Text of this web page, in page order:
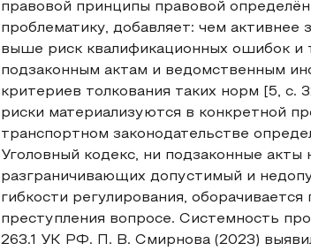
правовой принципы правовой
проблематику, добавляет: чем активнее
выше риск квалификационных ошибок и
подзаконным актам и ведомственным
критериев толкования таких норм [5,
риски материализуются в конкретной
транспортном законодательстве
Уголовный кодекс, ни подзаконные
разграничивающих допустимый и
гибкости регулирования,
преступления вопросе. Системность
263.1 УК РФ. П. В. Смирнова (2023)